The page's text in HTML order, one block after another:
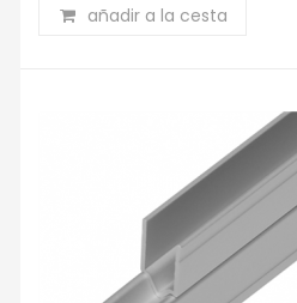
añadir a la cesta